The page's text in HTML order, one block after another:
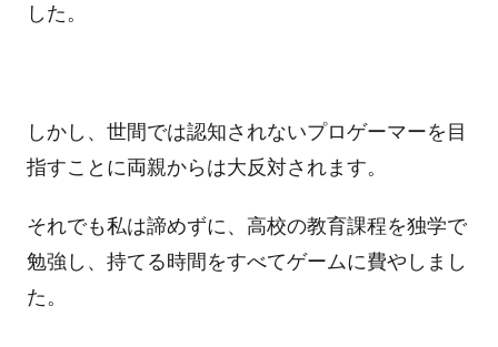
した。
しかし、世間では認知されないプロゲーマーを目
指すことに両親からは大反対されます。
それでも私は諦めずに、高校の教育課程を独学で
勉強し、持てる時間をすべてゲームに費やしまし
た。